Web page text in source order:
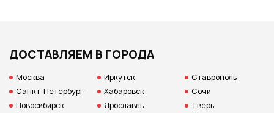
ДОСТАВЛЯЕМ В ГОРОДА
Москва
Санкт-Петербург
Новосибирск
Иркутск
Хабаровск
Ярославль
Ставрополь
Сочи
Тверь